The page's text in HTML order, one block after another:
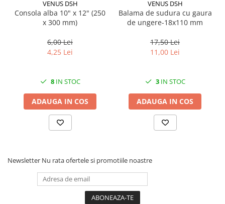
Prosoape de hartie si servetele
Servetele umede
Solutii geamuri
Accesorii pentru gradina
Aparate pentru stropit gradina
Articole antidaunatori gradina
Furtunuri gradinarit
Ghivece si suporturi
VENUS DSH
Consola alba 10" x 12" (250
x 300 mm)
6,00 Lei
4,25 Lei
8IN STOC
ADAUGA IN COS
VENUS DSH
Balama de sudura cu gaura
de ungere-18x110 mm
17,50 Lei
11,00 Lei
3IN STOC
ADAUGA IN COS
Newsletter Nu rata ofertele si promotiile noastre